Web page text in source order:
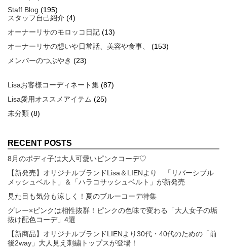
Staff Blog (195)
スタッフ自己紹介 (4)
オーナーリサのモロッコ日記 (13)
オーナーリサの想いや日常話、美容や食事、
(153)
メンバーのつぶやき (23)
Lisaお客様コーディネート集 (87)
Lisa愛用オススメアイテム (25)
未分類 (8)
RECENT POSTS
8月のボディ子は大人可愛いピンクコーデ♡
【新発売】オリジナルブランドLisa＆LIENより 「リバーシブル
メッシュベルト」＆「ハラコサッシュベルト」が新発売
見た目も気分も涼しく！夏のブルーコーデ特集
グレー×ピンクは相性抜群！ピンクの色味で変わる「大人女子の垢
抜け配色コーデ」4選
【新商品】オリジナルブランドLIENより30代・40代のための「前
後2way」大人見え刺繍トップスが登場！